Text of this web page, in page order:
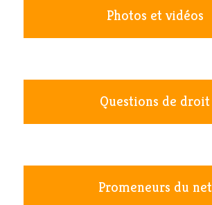
Photos et vidéos
Questions de droit
Promeneurs du net